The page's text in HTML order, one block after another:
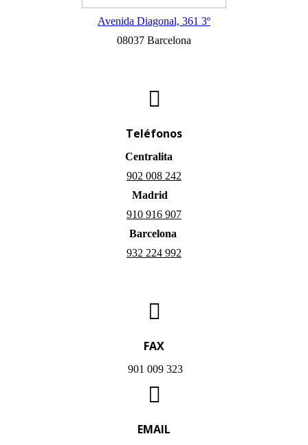
Avenida Diagonal, 361 3º
08037 Barcelona
Teléfonos
Centralita
902 008 242
Madrid
910 916 907
Barcelona
932 224 992
FAX
901 009 323
EMAIL